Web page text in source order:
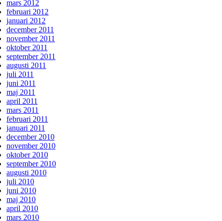
mars 2012
februari 2012
januari 2012
december 2011
november 2011
oktober 2011
september 2011
augusti 2011
juli 2011
juni 2011
maj 2011
april 2011
mars 2011
februari 2011
januari 2011
december 2010
november 2010
oktober 2010
september 2010
augusti 2010
juli 2010
juni 2010
maj 2010
april 2010
mars 2010